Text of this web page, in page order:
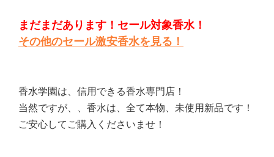
まだまだあります！セール対象香水！
その他のセール激安香水を見る！
香水学園は、信用できる香水専門店！
当然ですが、、香水は、全て本物、未使用新品です！
ご安心してご購入くださいませ！